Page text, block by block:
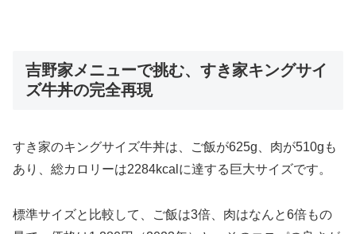
吉野家メニューで挑む、すき家キングサイ
ズ牛丼の完全再現
すき家のキングサイズ牛丼は、ご飯が625g、肉が510gも
あり、総カロリーは2284kcalに達する巨大サイズです。
標準サイズと比較して、ご飯は3倍、肉はなんと6倍もの